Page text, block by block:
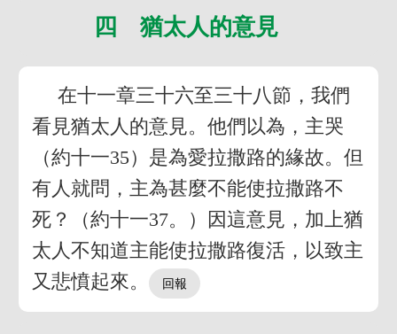
四 猶太人的意見
在十一章三十六至三十八節，我們
看見猶太人的意見。他們以為，主哭
（約十一35）是為愛拉撒路的緣故。但
有人就問，主為甚麼不能使拉撒路不
死？（約十一37。）因這意見，加上猶
太人不知道主能使拉撒路復活，以致主
又悲憤起來。